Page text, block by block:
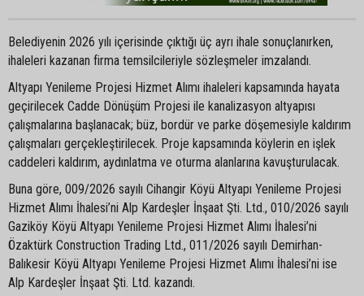
Belediyenin 2026 yılı içerisinde çıktığı üç ayrı ihale sonuçlanırken,
ihaleleri kazanan firma temsilcileriyle sözleşmeler imzalandı.
Altyapı Yenileme Projesi Hizmet Alımı ihaleleri kapsamında hayata
geçirilecek Cadde Dönüşüm Projesi ile kanalizasyon altyapısı
çalışmalarına başlanacak; büz, bordür ve parke döşemesiyle kaldırım
çalışmaları gerçekleştirilecek. Proje kapsamında köylerin en işlek
caddeleri kaldırım, aydınlatma ve oturma alanlarına kavuşturulacak.
Buna göre, 009/2026 sayılı Cihangir Köyü Altyapı Yenileme Projesi
Hizmet Alımı İhalesi’ni Alp Kardeşler İnşaat Şti. Ltd., 010/2026 sayılı
Gaziköy Köyü Altyapı Yenileme Projesi Hizmet Alımı İhalesi’ni
Özaktürk Construction Trading Ltd., 011/2026 sayılı Demirhan-
Balıkesir Köyü Altyapı Yenileme Projesi Hizmet Alımı İhalesi’ni ise
Alp Kardeşler İnşaat Şti. Ltd. kazandı.